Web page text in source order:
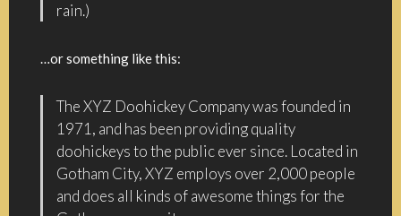
rain.)
…or something like this:
The XYZ Doohickey Company was founded in
1971, and has been providing quality
doohickeys to the public ever since. Located in
Gotham City, XYZ employs over 2,000 people
and does all kinds of awesome things for the